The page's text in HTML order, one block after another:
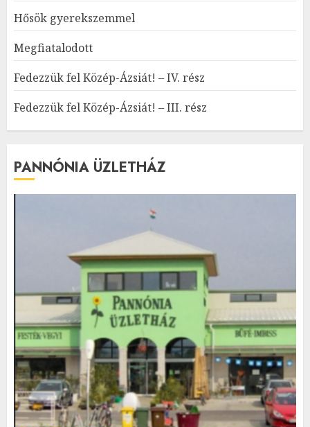
Hősök gyerekszemmel
Megfiatalodott
Fedezzük fel Közép-Ázsiát! – IV. rész
Fedezzük fel Közép-Ázsiát! – III. rész
PANNÓNIA ÜZLETHÁZ